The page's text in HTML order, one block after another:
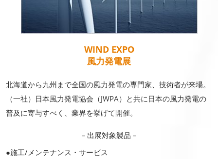
WIND EXPO
風力発電展
北海道から九州まで全国の風力発電の専門家、技術者が来場。
（一社）日本風力発電協会（JWPA）と共に日本の風力発電の
普及に寄与すべく、業界を挙げて開催。
－出展対象製品－
●施工/メンテナンス・サービス